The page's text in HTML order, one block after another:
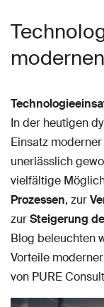
In der heutigen
Einsatz
unerlässlich
vielfältige
Prozessen, zur
zurSteigerung
Blog beleuchten
Vorteile
von PURE